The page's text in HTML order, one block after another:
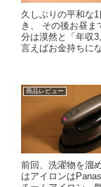
久しぶりの平和な
き、 その後お昼ま
分は漠然と「年収
言えばお金持ちに
商品レビュー
前回、洗濯物を溜
はアイロンは